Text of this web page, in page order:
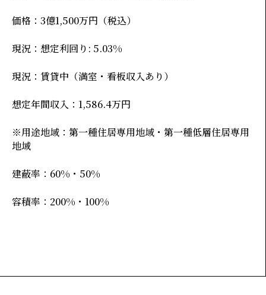
価格：3億1,500万円（税込）
現況：想定利回り: 5.03%
現況：賃貸中（満室・看板収入あり）
想定年間収入：1,586.4万円
※用途地域：第一種住居専用地域・第一種低層住居専用
地域
建蔽率：60%・50%
容積率：200%・100%